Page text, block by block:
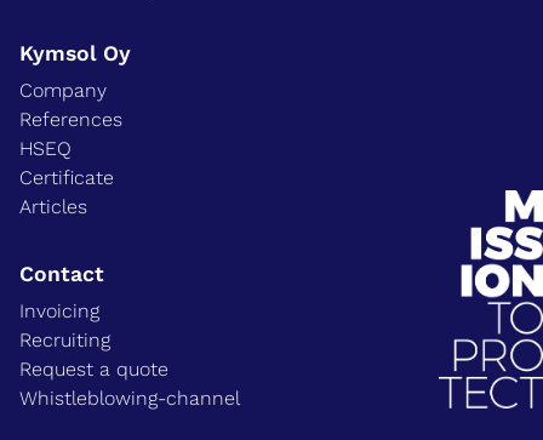
Kymsol Oy
Company
References
HSEQ
Certificate
Articles
Contact
Invoicing
Recruiting
Request a quote
Whistleblowing-channel